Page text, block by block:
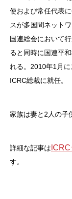
使および常任代表
スが多国間ネット
国連総会において
ると同時に国連平
れる。2010年1月
ICRC総裁に就任。
家族は妻と2人の子
詳細な記事は
す。